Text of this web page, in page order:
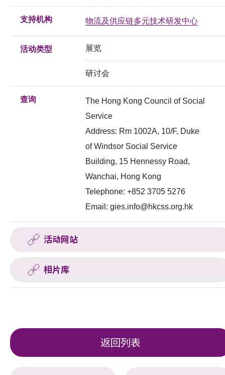
支持机构 物流及供应链多元技术研发中心
活动类型 展览
研讨会
查询
The Hong Kong Council of Social
Service
Address: Rm 1002A, 10/F, Duke
of Windsor Social Service
Building, 15 Hennessy Road,
Wanchai, Hong Kong
Telephone: +852 3705 5276
Email: gies.info@hkcss.org.hk
活动网站
相片库
返回列表